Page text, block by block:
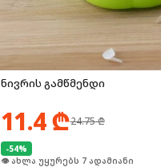
ნივრის გამწმენდი
11.4₾24.75₾
-54%
🛒 ბოლო 24სთ-ში იყიდა 8-მა